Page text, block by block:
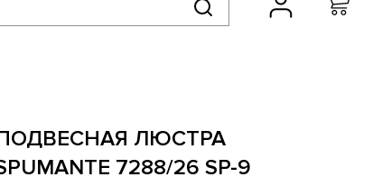
ЛЮСТРА
7288/26 SP-9